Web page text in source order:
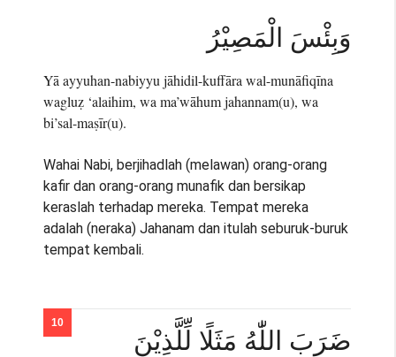
وَبِئْسَ الْمَصِيْرُ
Yā ayyuhan-nabiyyu jāhidil-kuffāra wal-munāfiqīna
wagluẓ ‘alaihim, wa ma’wāhum jahannam(u), wa
bi’sal-maṣīr(u).
Wahai Nabi, berjihadlah (melawan) orang-orang
kafir dan orang-orang munafik dan bersikap
keraslah terhadap mereka. Tempat mereka
adalah (neraka) Jahanam dan itulah seburuk-buruk
tempat kembali.
ضَرَبَ اللّٰهُ مَثَلًا لِّلَّذِيْنَ